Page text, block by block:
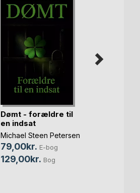
Dømt - forældre til
en indsat
Michael Steen Petersen
79,00kr. E-bog
129,00kr. Bog